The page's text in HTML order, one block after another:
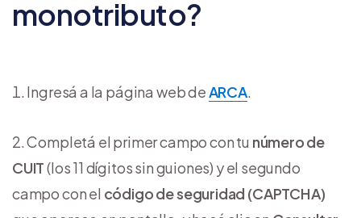
monotributo?
Ingresá a la página web de ARCA.
Completá el primer campo con tu número de
CUIT(los 11 dígitos sin guiones) y el segundo
campo con el código de seguridad (CAPTCHA)